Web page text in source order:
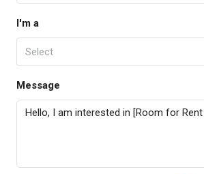
I'm a
Select
Message